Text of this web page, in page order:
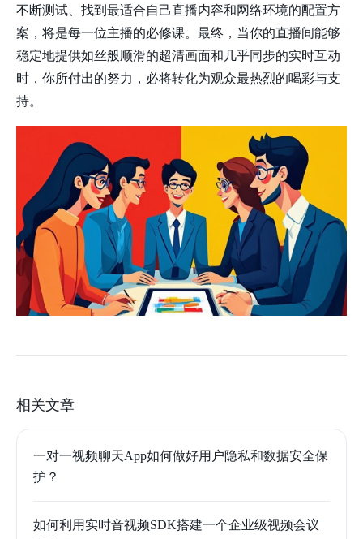
不断测试、找到最适合自己直播内容和网络环境的配置方
案，将是每一位主播的必修课。最终，当你的直播间能够
稳定地提供如丝般顺滑的超清画面和几乎同步的实时互动
时，你所付出的努力，必将转化为观众最热烈的喝彩与支
持。
相关文章
一对一视频聊天App如何做好用户隐私和数据安全保
护？
如何利用实时音视频SDK搭建一个企业级视频会议